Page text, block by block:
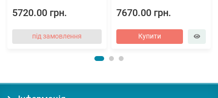
5720.00 грн.
під замовлення
7670.00 грн.
Купити